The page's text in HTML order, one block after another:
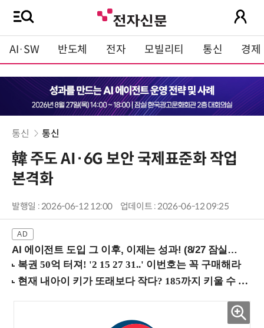
AI·SW 반도체 전자 모빌리티 통신 경제
통신 통신
韓 주도 AI·6G 보안 국제표준화 작업
본격화
발행일 : 2026-06-12 12:00 업데이트 : 2026-06-12 09:25
AI 에이전트 도입 그 이후, 이제는 성과! (8/27 잠실역)